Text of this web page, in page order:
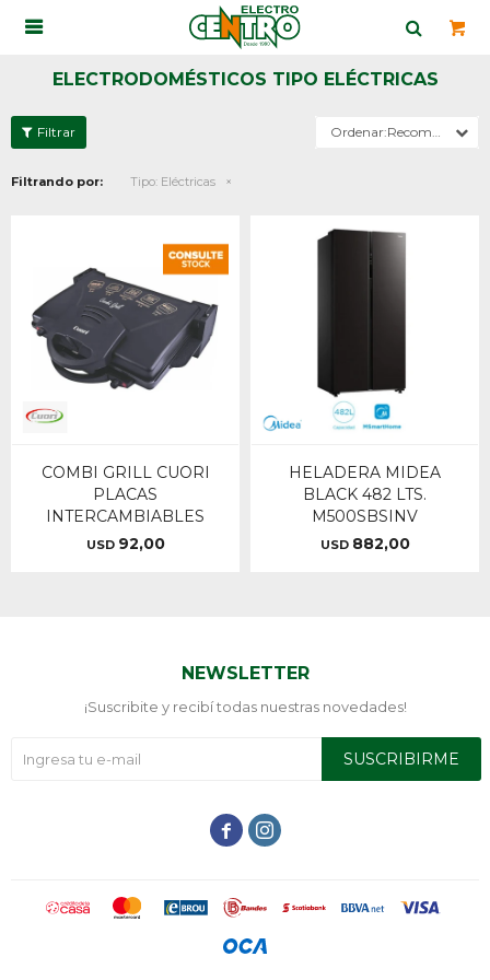

ELECTRODOMÉSTICOS TIPO ELÉCTRICAS
Recomendados
Filtrando por: Tipo: Eléctricas
COMBI GRILL CUORI
PLACAS
INTERCAMBIABLES
USD 92,00
HELADERA MIDEA
BLACK 482 LTS.
M500SBSINV
USD 882,00
NEWSLETTER
¡Suscribite y recibí todas nuestras novedades!
SUSCRIBIRME
 